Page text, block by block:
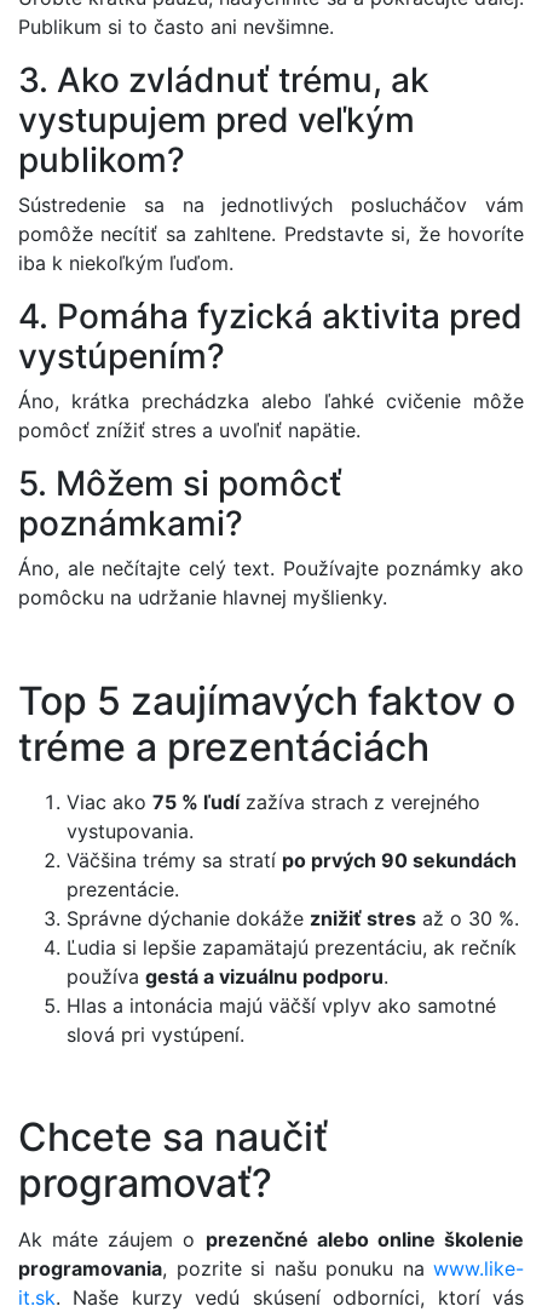
Publikum si to často ani nevšimne.
3. Ako zvládnuť trému, ak
vystupujem pred veľkým
publikom?
Sústredenie sa na jednotlivých poslucháčov vám
pomôže necítiť sa zahltene. Predstavte si, že hovoríte
iba k niekoľkým ľuďom.
4. Pomáha fyzická aktivita pred
vystúpením?
Áno, krátka prechádzka alebo ľahké cvičenie môže
pomôcť znížiť stres a uvoľniť napätie.
5. Môžem si pomôcť
poznámkami?
Áno, ale nečítajte celý text. Používajte poznámky ako
pomôcku na udržanie hlavnej myšlienky.
Top 5 zaujímavých faktov o
tréme a prezentáciách
Viac ako 75 % ľudízažíva strach z verejného
vystupovania.
Väčšina trémy sa stratí po prvých 90 sekundách
prezentácie.
Správne dýchanie dokáže znižiť stres až o 30 %.
Ľudia si lepšie zapamätajú prezentáciu, ak rečník
používa gestá a vizuálnu podporu.
Hlas a intonácia majú väčší vplyv ako samotné
slová pri vystúpení.
Chcete sa naučiť
programovať?
Ak máte záujem o prezenčné alebo online školenie
programovania, pozrite si našu ponuku na www.like-
it.sk. Naše kurzy vedú skúsení odborníci, ktorí vás